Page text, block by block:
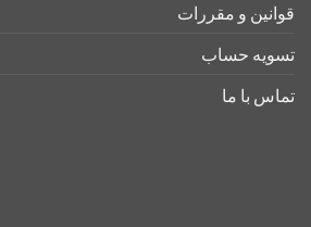
قوانین و مقررات
تسویه حساب
تماس با ما